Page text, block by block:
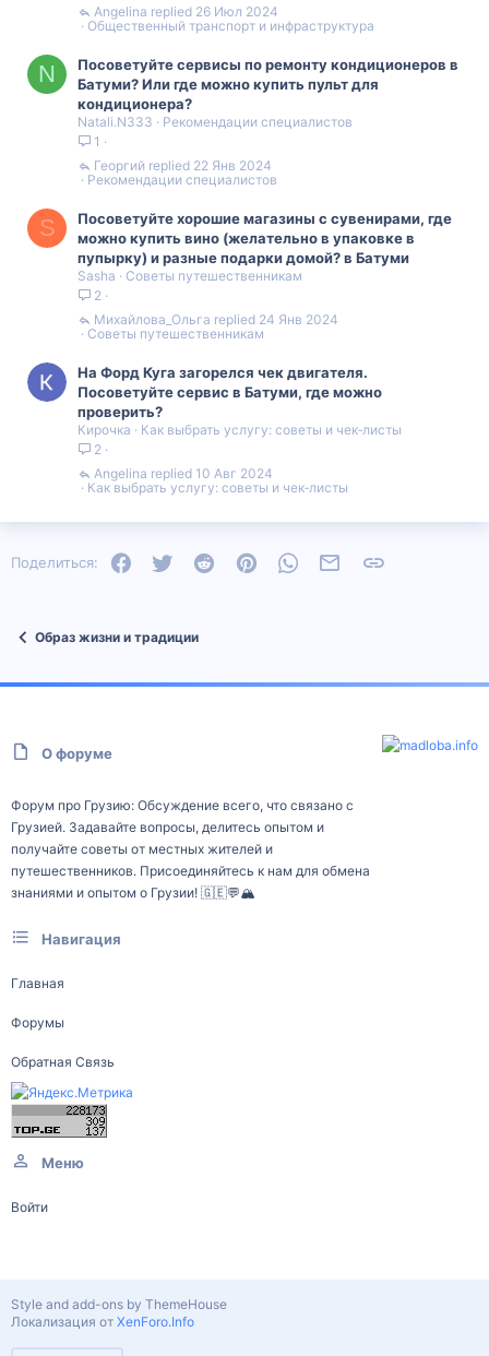
Общественный транспорт и инфраструктура
26 Июл 2024
Angelina
N
Посоветуйте сервисы по ремонту кондиционеров в
Батуми? Или где можно купить пульт для
кондиционера?
Natali.N333
Рекомендации специалистов
1
Рекомендации специалистов
22 Янв 2024
Георгий
S
Посоветуйте хорошие магазины с сувенирами, где
можно купить вино (желательно в упаковке в
пупырку) и разные подарки домой? в Батуми
Sasha
Советы путешественникам
2
Советы путешественникам
24 Янв 2024
Михайлова_Ольга
На Форд Куга загорелся чек двигателя.
Посоветуйте сервис в Батуми, где можно
проверить?
Кирочка
Как выбрать услугу: советы и чек‑листы
2
Как выбрать услугу: советы и чек‑листы
10 Авг 2024
Angelina
Поделиться: FacebookTwitter Reddit PinterestWhatsAppЭлектронная почта
Образ жизни и традиции
О форуме
Форум про Грузию: Обсуждение всего, что связано с
Грузией. Задавайте вопросы, делитесь опытом и
получайте советы от местных жителей и
путешественников. Присоединяйтесь к нам для обмена
знаниями и опытом о Грузии! 🇬🇪💬🏔️
Навигация
Главная
Форумы
Обратная Связь
Меню
Войти
Style and add-ons by ThemeHouse
Локализация от XenForo.Info